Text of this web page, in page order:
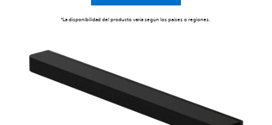
*La disponibilidad del producto varía según los países o regiones.